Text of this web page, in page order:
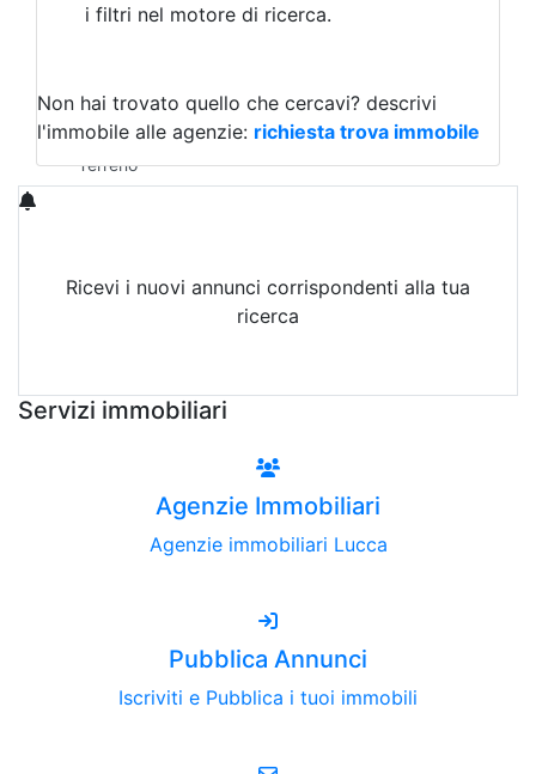
Magazzini
Qualsiasi
Terreno edificabile
Terreno
i filtri nel motore di ricerca.
Non hai trovato quello che cercavi? descrivi
l'immobile alle agenzie: richiesta trova immobile
Ricevi i nuovi annunci corrispondenti alla tua
ricerca
Servizi immobiliari
Agenzie Immobiliari
Agenzie immobiliari Lucca
Pubblica Annunci
Iscriviti e Pubblica i tuoi immobili